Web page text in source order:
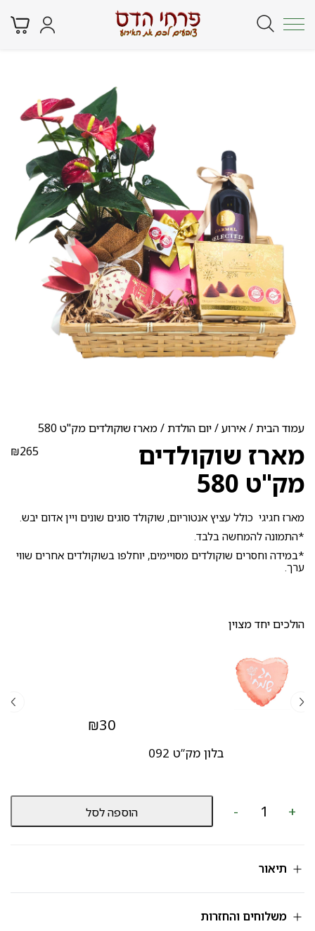
עמוד הבית /אירוע/יום הולדת / מארז שוקולדים מק"ט 580
מארז שוקולדים
מק"ט 580
₪265
מארז חגיגי כולל עציץ אנטוריום, שוקולד סוגים שונים ויין אדום יבש.
*התמונה להמחשה בלבד.
*במידה וחסרים שוקולדים מסויימים, יוחלפו בשוקולדים אחרים שווי
ערך.
הולכים יחד מצוין
בלון מק”ט 092
₪30
-
כמות
מארז
+ הוספה לסל
תיאור
משלוחים והחזרות